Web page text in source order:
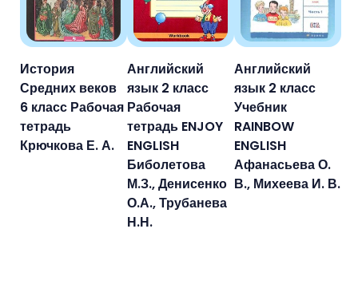
История
Средних веков
6 класс Рабочая
тетрадь
Крючкова Е. А.
Английский
язык 2 класс
Рабочая
тетрадь ENJOY
ENGLISH
Биболетова
М.З., Денисенко
О.А., Трубанева
Н.Н.
Английский
язык 2 класс
Учебник
RAINBOW
ENGLISH
Афанасьева О.
В., Михеева И. В.